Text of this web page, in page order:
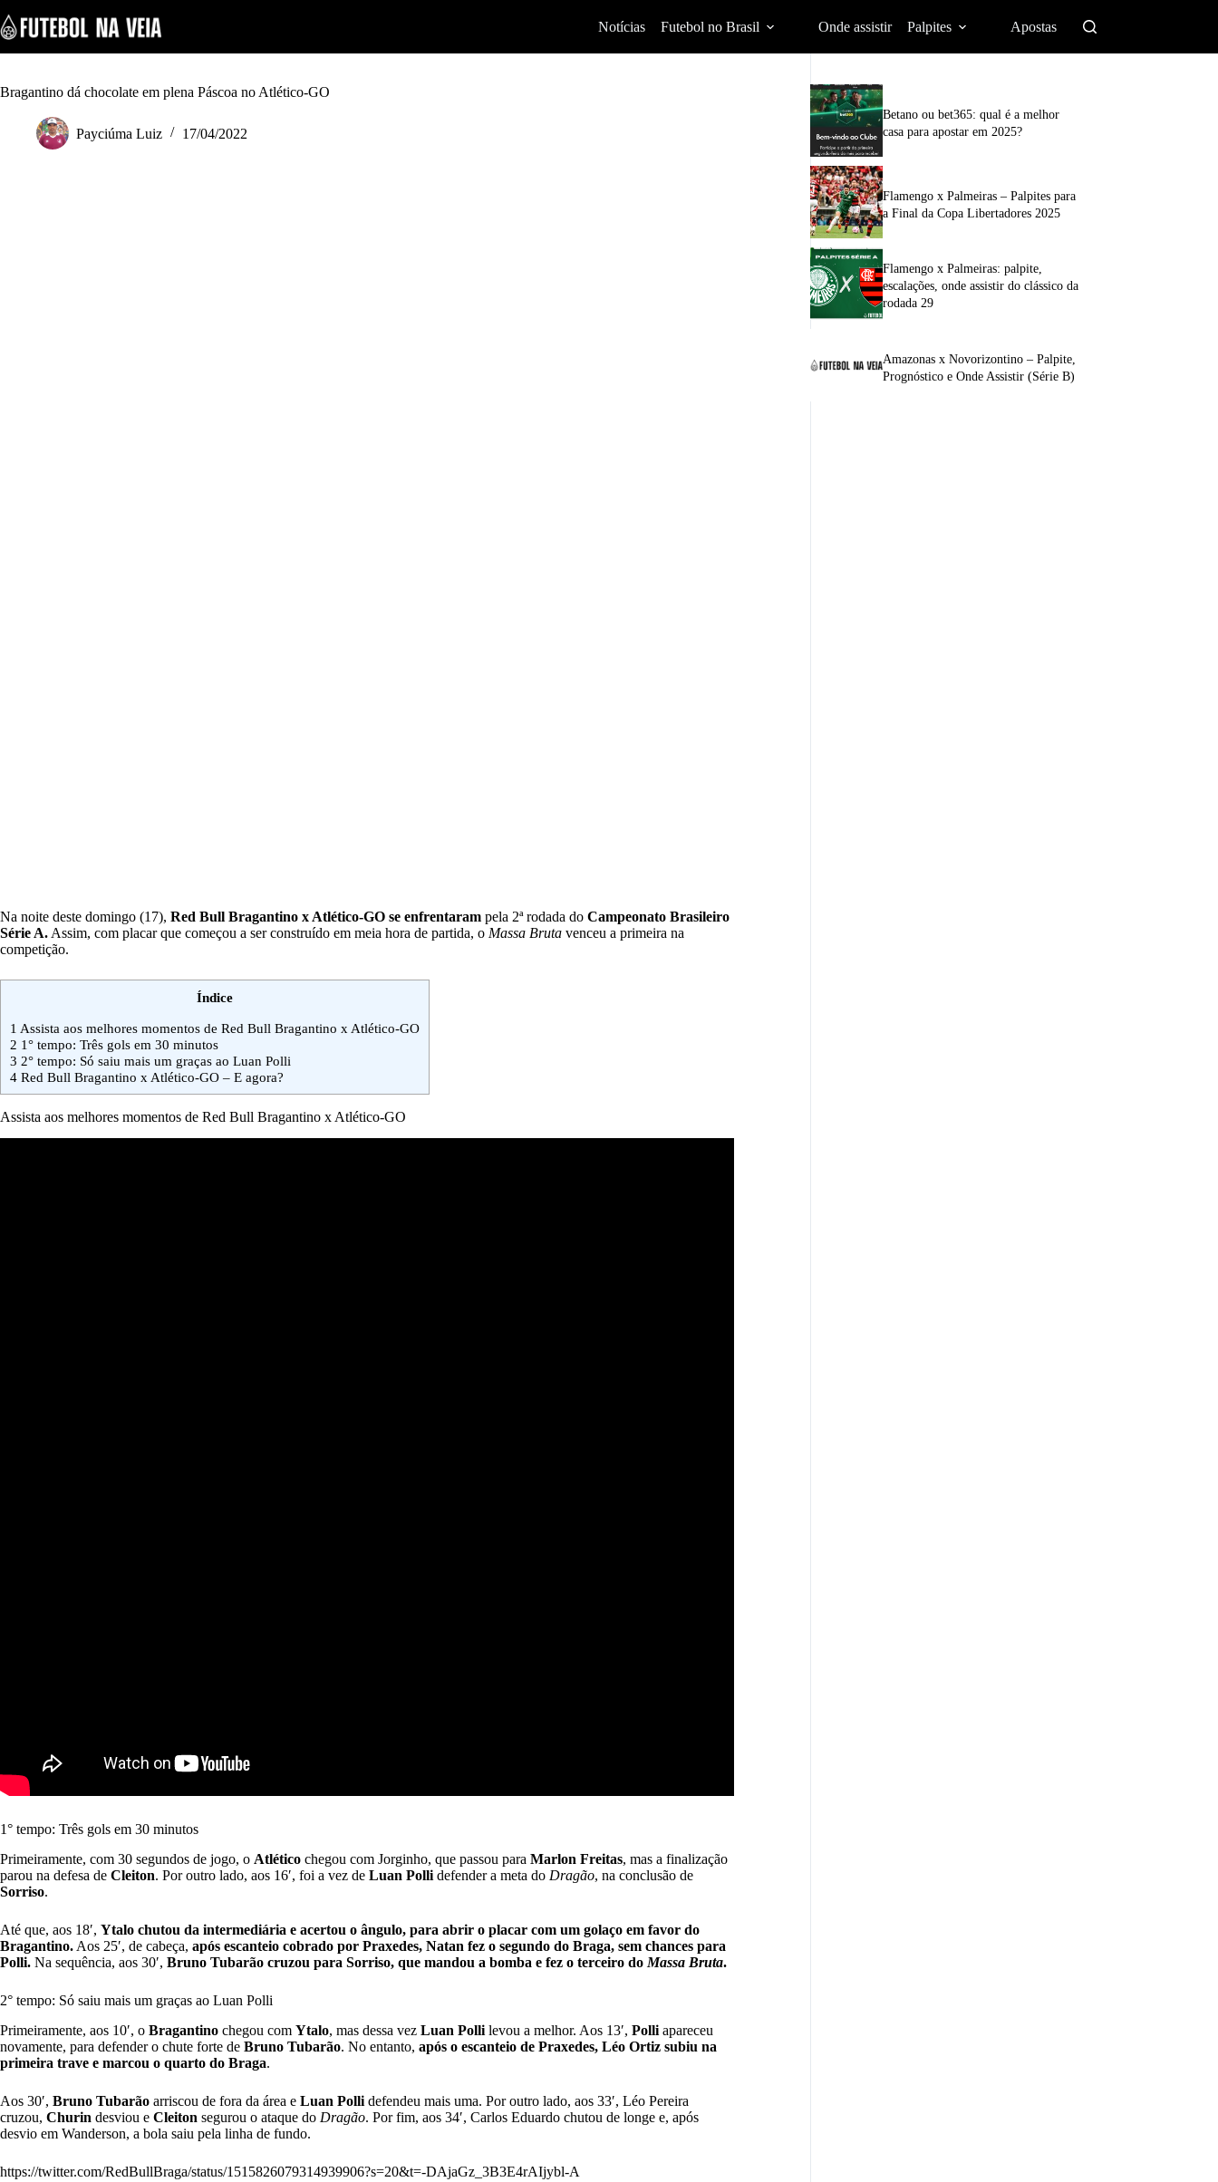
k
i
p
o
Notícias Futebol no Brasil Onde assistir Palpites Apostas
Bragantino dá chocolate em plena Páscoa no Atlético-GO
Payciúma Luiz 17/04/2022
Na noite deste domingo (17), Red Bull Bragantino x Atlético-GO se enfrentaram pela 2ª rodada do Campeonato Brasileiro
Série A.Assim, com placar que começou a ser construído em meia hora de partida, o Massa Bruta venceu a primeira na
competição.
Índice
1 Assista aos melhores momentos de Red Bull Bragantino x Atlético-GO
2 1° tempo: Três gols em 30 minutos
3 2° tempo: Só saiu mais um graças ao Luan Polli
4 Red Bull Bragantino x Atlético-GO – E agora?
Assista aos melhores momentos de Red Bull Bragantino x Atlético-GO
1° tempo: Três gols em 30 minutos
Primeiramente, com 30 segundos de jogo, o Atlético chegou com Jorginho, que passou para Marlon Freitas, mas a finalização
parou na defesa de Cleiton. Por outro lado, aos 16′, foi a vez de Luan Polli defender a meta do Dragão, na conclusão de
Sorriso.
Até que, aos 18′, Ytalo chutou da intermediária e acertou o ângulo, para abrir o placar com um golaço em favor do
Bragantino. Aos 25′, de cabeça, após escanteio cobrado por Praxedes, Natan fez o segundo do Braga, sem chances para
Polli. Na sequência, aos 30′, Bruno Tubarão cruzou para Sorriso, que mandou a bomba e fez o terceiro do Massa Bruta.
2° tempo: Só saiu mais um graças ao Luan Polli
Primeiramente, aos 10′, o Bragantino chegou com Ytalo, mas dessa vez Luan Polli levou a melhor. Aos 13′, Polli apareceu
novamente, para defender o chute forte de Bruno Tubarão. No entanto, após o escanteio de Praxedes, Léo Ortiz subiu na
primeira trave e marcou o quarto do Braga.
Aos 30′, Bruno Tubarão arriscou de fora da área e Luan Polli defendeu mais uma. Por outro lado, aos 33′, Léo Pereira
cruzou, Churin desviou e Cleiton segurou o ataque do Dragão. Por fim, aos 34′, Carlos Eduardo chutou de longe e, após
desvio em Wanderson, a bola saiu pela linha de fundo.
https://twitter.com/RedBullBraga/status/1515826079314939906?s=20&t=-DAjaGz_3B3E4rAIjybl-A
Betano ou bet365: qual é a melhor
casa para apostar em 2025?
Flamengo x Palmeiras – Palpites para
a Final da Copa Libertadores 2025
Flamengo x Palmeiras: palpite,
escalações, onde assistir do clássico da
rodada 29
Amazonas x Novorizontino – Palpite,
Prognóstico e Onde Assistir (Série B)